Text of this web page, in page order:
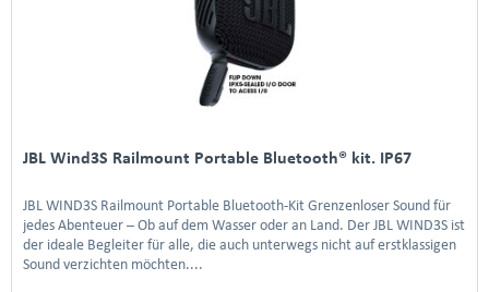
JBL Wind3S Railmount Portable Bluetooth® kit. IP67
JBL WIND3S Railmount Portable Bluetooth-Kit Grenzenloser Sound für
jedes Abenteuer – Ob auf dem Wasser oder an Land. Der JBL WIND3S ist
der ideale Begleiter für alle, die auch unterwegs nicht auf erstklassigen
Sound verzichten möchten....